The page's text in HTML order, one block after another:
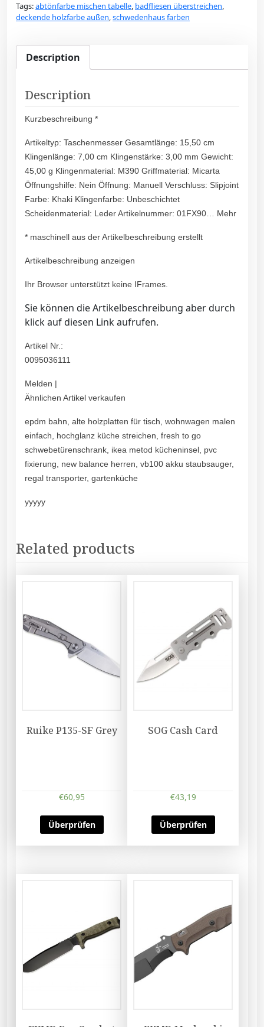
Tags:abtönfarbe mischen tabelle, badfliesen überstreichen,
deckende holzfarbe außen,schwedenhaus farben
Description
Description
Kurzbeschreibung *
Artikeltyp: Taschenmesser Gesamtlänge: 15,50 cm
Klingenlänge: 7,00 cm Klingenstärke: 3,00 mm Gewicht:
45,00 g Klingenmaterial: M390 Griffmaterial: Micarta
Öffnungshilfe: Nein Öffnung: Manuell Verschluss: Slipjoint
Farbe: Khaki Klingenfarbe: Unbeschichtet
Scheidenmaterial: Leder Artikelnummer: 01FX90… Mehr
* maschinell aus der Artikelbeschreibung erstellt
Artikelbeschreibung anzeigen
Ihr Browser unterstützt keine IFrames.
Sie können die Artikelbeschreibung aber durch
klick auf diesen Link aufrufen.
Artikel Nr.:
0095036111
Melden |
Ähnlichen Artikel verkaufen
epdm bahn, alte holzplatten für tisch, wohnwagen malen
einfach, hochglanz küche streichen, fresh to go
schwebetürenschrank, ikea metod kücheninsel, pvc
fixierung, new balance herren, vb100 akku staubsauger,
regal transporter, gartenküche
yyyyy
Related products
Ruike P135-SF Grey
€60,95
Überprüfen
SOG Cash Card
€43,19
Überprüfen